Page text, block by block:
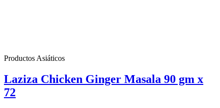
Productos Asiáticos
Laziza Chicken Ginger Masala 90 gm x
72